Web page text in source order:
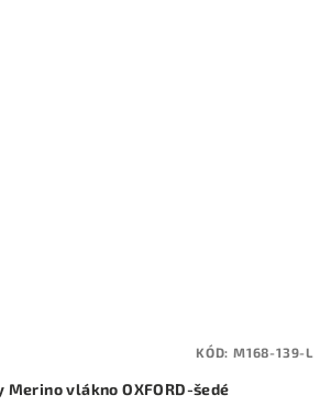
Merino vlákno OXFORD-šedé
KÓD: M168-139-L